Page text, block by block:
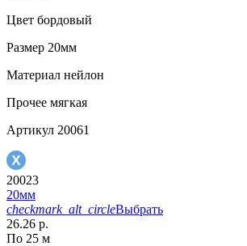
Цвет бордовый
Размер 20мм
Материал нейлон
Прочее мягкая
Артикул 20061
20023
20мм
checkmark_alt_circleВыбрать
26.26 р.
По 25 м